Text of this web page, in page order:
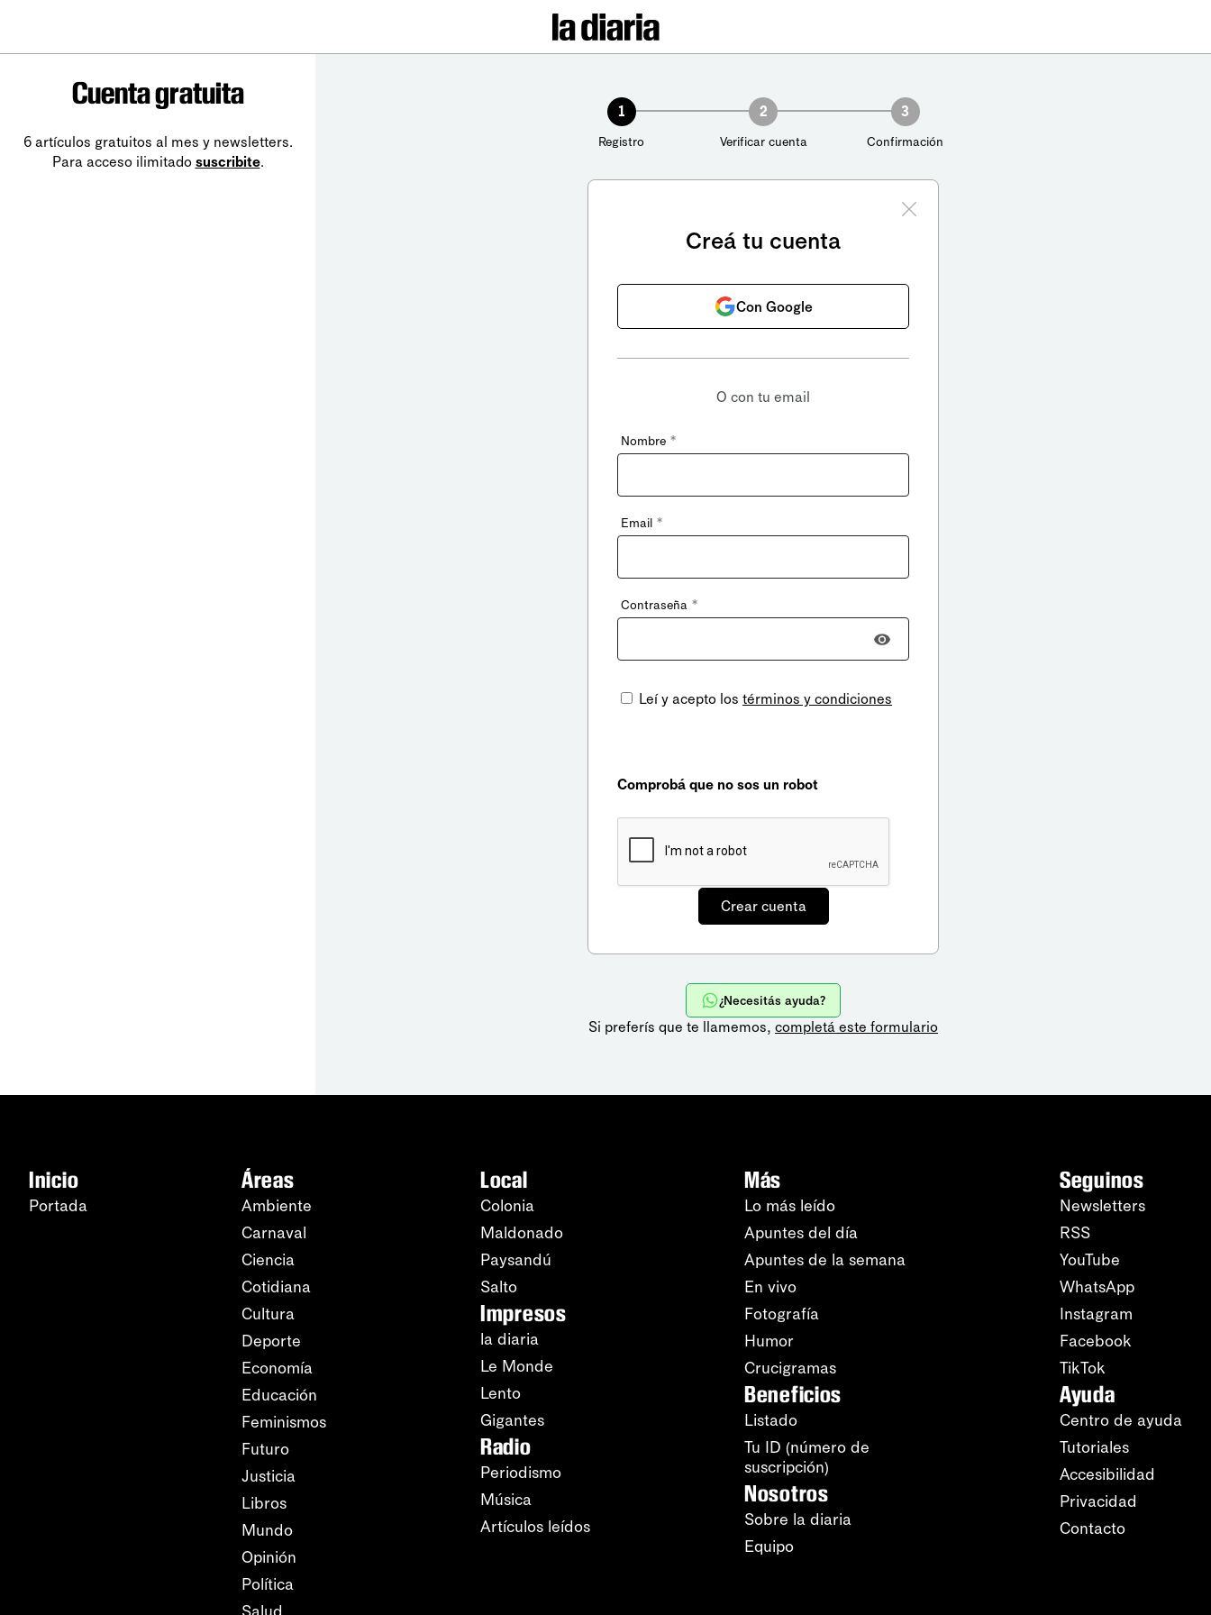
Cuenta gratuita
6 artículos gratuitos al mes y newsletters.
Para acceso ilimitado suscribite.
1
Registro
2
Verificar cuenta
3
Confirmación
Creá tu cuenta
Con Google
O con tu email
Nombre *
Email *
Contraseña *
Leí y acepto los términos y condiciones
Comprobá que no sos un robot
¿Necesitás ayuda?
Si preferís que te llamemos, completá este formulario
Inicio
Portada
Áreas
Ambiente
Carnaval
Ciencia
Cotidiana
Cultura
Deporte
Economía
Educación
Feminismos
Futuro
Justicia
Libros
Mundo
Opinión
Política
Local
Colonia
Maldonado
Paysandú
Salto
Impresos
la diaria
Le Monde
Lento
Gigantes
Radio
Periodismo
Música
Artículos leídos
Más
Lo más leído
Apuntes del día
Apuntes de la semana
En vivo
Fotografía
Humor
Crucigramas
Beneficios
Listado
Tu ID (número de
suscripción)
Nosotros
Sobre la diaria
Equipo
Seguinos
Newsletters
RSS
YouTube
WhatsApp
Instagram
Facebook
TikTok
Ayuda
Centro de ayuda
Tutoriales
Accesibilidad
Privacidad
Contacto